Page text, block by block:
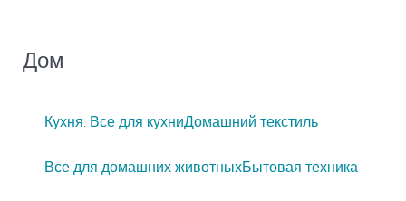
Дом
Кухня. Все для кухниДомашний текстиль
Все для домашних животныхБытовая техника